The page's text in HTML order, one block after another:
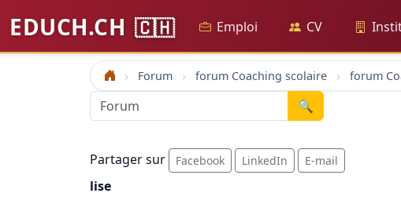
EDUCH.CH 🇨🇭 Emploi CV
Accueil Forum forum Coaching scolaire
🔍
Partager sur Facebook LinkedIn E-mail
lise